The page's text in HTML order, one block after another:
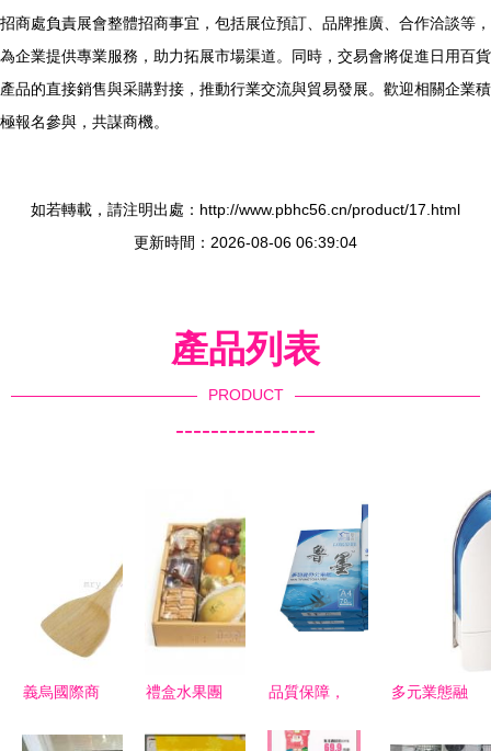
招商處負責展會整體招商事宜，包括展位預訂、品牌推廣、合作洽談等，
為企業提供專業服務，助力拓展市場渠道。同時，交易會將促進日用百貨
產品的直接銷售與采購對接，推動行業交流與貿易發展。歡迎相關企業積
極報名參與，共謀商機。
如若轉載，請注明出處：http://www.pbhc56.cn/product/17.html
更新時間：2026-08-06 06:39:04
產品列表
PRODUCT
----------------
義烏國際商
禮盒水果團
品質保障，
多元業態融